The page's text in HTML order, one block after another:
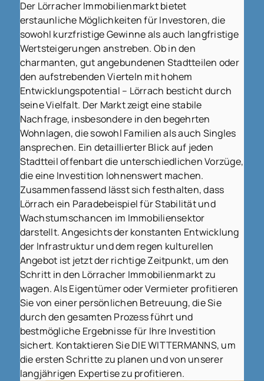
Der Lörracher Immobilienmarkt bietet
erstaunliche Möglichkeiten für Investoren, die
sowohl kurzfristige Gewinne als auch langfristige
Wertsteigerungen anstreben. Ob in den
charmanten, gut angebundenen Stadtteilen oder
den aufstrebenden Vierteln mit hohem
Entwicklungspotential – Lörrach besticht durch
seine Vielfalt. Der Markt zeigt eine stabile
Nachfrage, insbesondere in den begehrten
Wohnlagen, die sowohl Familien als auch Singles
ansprechen. Ein detaillierter Blick auf jeden
Stadtteil offenbart die unterschiedlichen Vorzüge,
die eine Investition lohnenswert machen.
Zusammenfassend lässt sich festhalten, dass
Lörrach ein Paradebeispiel für Stabilität und
Wachstumschancen im Immobiliensektor
darstellt. Angesichts der konstanten Entwicklung
der Infrastruktur und dem regen kulturellen
Angebot ist jetzt der richtige Zeitpunkt, um den
Schritt in den Lörracher Immobilienmarkt zu
wagen. Als Eigentümer oder Vermieter profitieren
Sie von einer persönlichen Betreuung, die Sie
durch den gesamten Prozess führt und
bestmögliche Ergebnisse für Ihre Investition
sichert. Kontaktieren Sie DIE WITTERMANNS, um
die ersten Schritte zu planen und von unserer
langjährigen Expertise zu profitieren.